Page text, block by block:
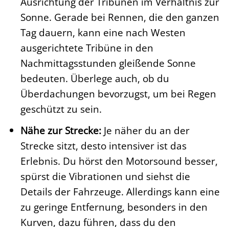
Sonne. Gerade bei Rennen, die den ganzen
Tag dauern, kann eine nach Westen
ausgerichtete Tribüne in den
Nachmittagsstunden gleißende Sonne
bedeuten. Überlege auch, ob du
Überdachungen bevorzugst, um bei Regen
geschützt zu sein.
Nähe zur Strecke:Je näher du an der
Strecke sitzt, desto intensiver ist das
Erlebnis. Du hörst den Motorsound besser,
spürst die Vibrationen und siehst die
Details der Fahrzeuge. Allerdings kann eine
zu geringe Entfernung, besonders in den
Kurven, dazu führen, dass du den